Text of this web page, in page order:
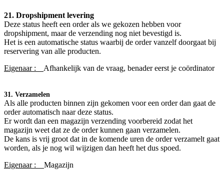
21. Dropshipment levering
Deze status heeft een order als we gekozen hebben voor
dropshipment, maar de verzending nog niet bevestigd is.
Het is een automatische status waarbij de order vanzelf doorgaat bij
reservering van alle producten.
Eigenaar :
Afhankelijk van de vraag, benader eerst je coördinator
31. Verzamelen
Als alle producten binnen zijn gekomen voor een order dan gaat de
order automatisch naar deze status.
Er wordt dan een magazijn verzending voorbereid zodat het
magazijn weet dat ze de order kunnen gaan verzamelen.
De kans is vrij groot dat in de komende uren de order verzamelt gaat
worden, als je nog wil wijzigen dan heeft het dus spoed.
Eigenaar :
Magazijn